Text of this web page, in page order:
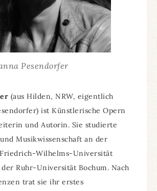
Pesendorfer
(aus Hilden, NRW, eigentlich
ist Künstlerische Opern
und Autorin. Sie studierte
Musikwissenschaft an der
Wilhelms-Universität
Ruhr-Universität Bochum. Nach
trat sie ihr erstes